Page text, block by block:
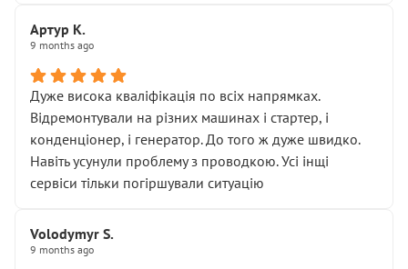
Артур К.
9 months ago
Дуже висока кваліфікація по всіх напрямках.
Відремонтували на різних машинах і стартер, і
конденціонер, і генератор. До того ж дуже швидко.
Навіть усунули проблему з проводкою. Усі інщі
сервіси тільки погіршували ситуацію
Volodymyr S.
9 months ago